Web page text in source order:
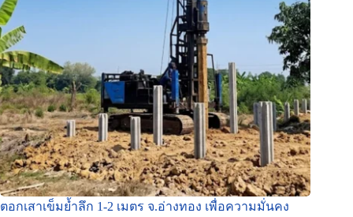
ตอกเสาเข็มย้ำลึก 1-2 เมตร จ.อ่างทอง เพื่อความมั่นคง